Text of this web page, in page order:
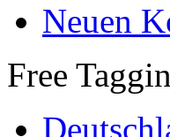
Neuen
Free